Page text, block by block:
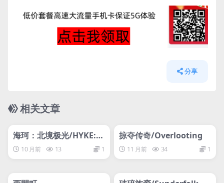
分享
相关文章
网盘下载游戏
海珂：北境极光/HYKE:N
orthern Light(s)
10 月前 13 1
网盘下载游戏
掠夺传奇/Overlooting
11 月前 34 1
网盘下载游戏